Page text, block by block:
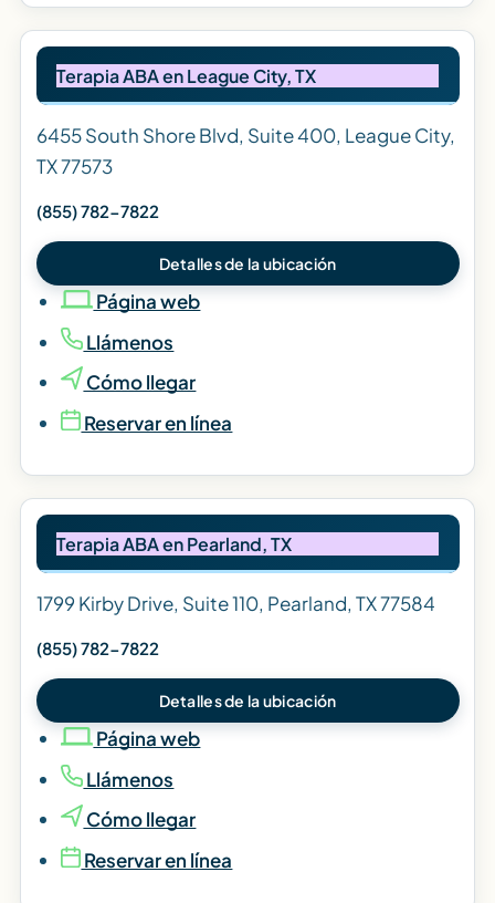
Terapia ABA en League City, TX
6455 South Shore Blvd, Suite 400, League City,
TX 77573
(855) 782-7822
Detalles de la ubicación
Página web
Llámenos
Cómo llegar
Reservar en línea
Terapia ABA en Pearland, TX
1799 Kirby Drive, Suite 110, Pearland, TX 77584
(855) 782-7822
Detalles de la ubicación
Página web
Llámenos
Cómo llegar
Reservar en línea